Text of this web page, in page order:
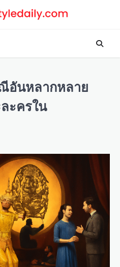
อันหลากหลาย
ะครใน